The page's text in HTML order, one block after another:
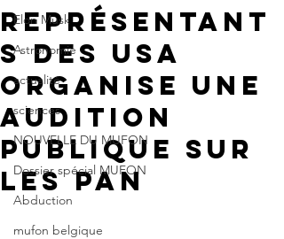
Elon Musk
Astronomie
actualité
sciences
NOUVELLE DU MUFON
Dossier spécial MUFON
Abduction
mufon belgique
représentant
s des USA
organise une
audition
publique sur
les PAN